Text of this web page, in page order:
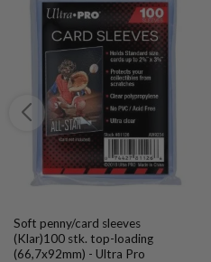
Soft penny/card sleeves
(Klar)100 stk. top-loading
(66,7x92mm) - Ultra Pro